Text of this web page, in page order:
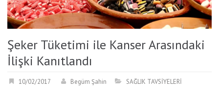
Şeker Tüketimi ile Kanser Arasındaki
İlişki Kanıtlandı
10/02/2017 Begüm Şahin SAĞLIK TAVSİYELERİ